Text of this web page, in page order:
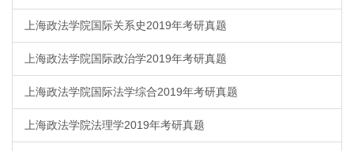
上海政法学院国际关系史2019年考研真题
上海政法学院国际政治学2019年考研真题
上海政法学院国际法学综合2019年考研真题
上海政法学院法理学2019年考研真题